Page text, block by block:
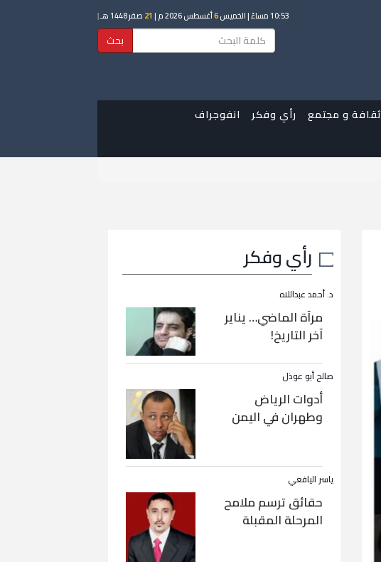
10:53 مساءً | الخميس6أغسطس 2026 م | 21 صفر 1448 هـ |
بحث
ثقافة و مجتمع رأي وفكر
انفوجراف
رأي وفكر
د. أحمد عبداللاه
مرآة الماضي… يناير
آخر التاريخ!
صالح أبو عوذل
أدوات الرياض
وطهران في اليمن
ياسر اليافعي
حقائق ترسم ملامح
المرحلة المقبلة